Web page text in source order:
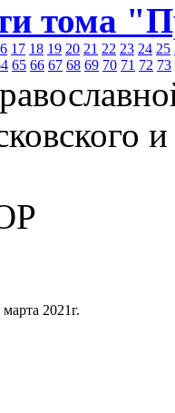
тома
17 18 19 20 21 22 23 24 25
65 66 67 68 69 70 71 72 73
марта 2021г.